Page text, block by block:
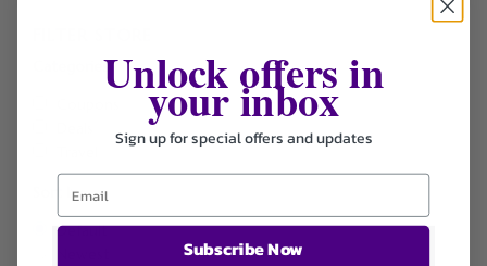
Categories
Sort by
Default
Unlock offers in
your inbox
Sign up for special offers and updates
Subscribe Now